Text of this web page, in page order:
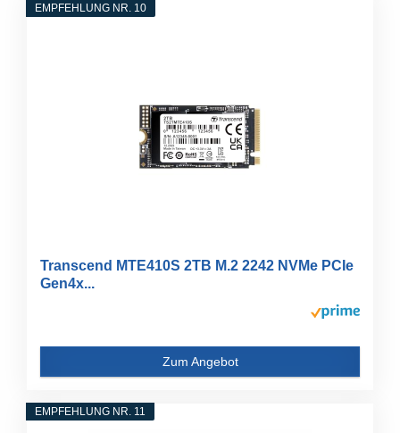
EMPFEHLUNG NR. 10
Transcend MTE410S 2TB M.2 2242 NVMe PCIe
Gen4x...
Zum Angebot
EMPFEHLUNG NR. 11